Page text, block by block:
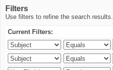
Filters
Use filters to refine the search results.
Current Filters: